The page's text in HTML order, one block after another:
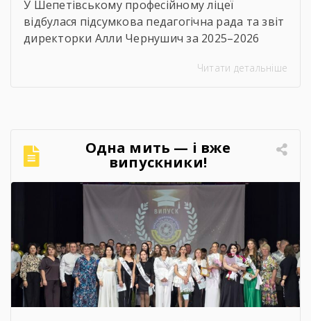
У Шепетівському професійному ліцеї
відбулася підсумкова педагогічна рада та звіт
директорки Алли Чернушич за 2025–2026
підсумки роботи закладу, проаналізовано
перспективи розвитку ліцею та пріоритетні
завдання на майбутнє. 🤝 Цей […]
Читати детальніше
Одна мить — і вже
випускники!
Найзворушливіші моменти
Випуску 2026